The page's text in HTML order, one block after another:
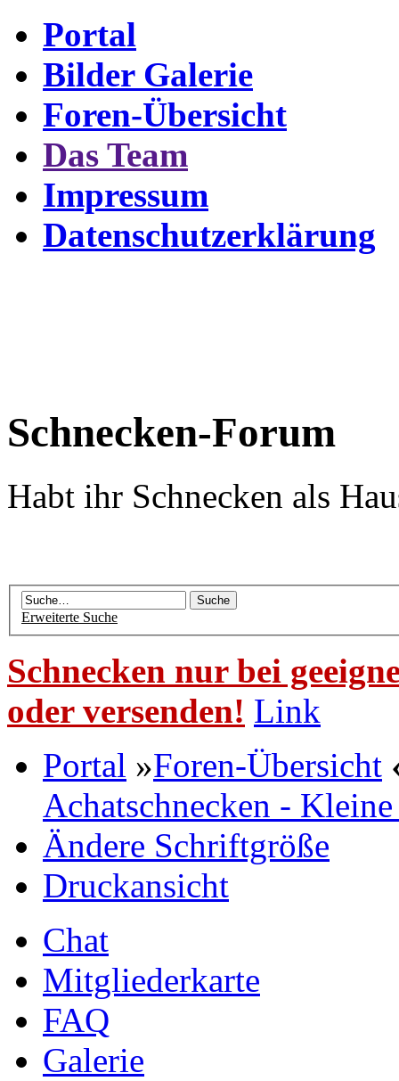
Portal
Bilder Galerie
Foren-Übersicht
Das Team
Impressum
Datenschutzerklärung
Schnecken-Forum
Habt ihr Schnecken als
Erweiterte Suche
Schnecken nur bei
oder versenden! Link
Portal »Foren-Übersicht
Achatschnecken -
Ändere Schriftgröße
Druckansicht
Chat
Mitgliederkarte
FAQ
Galerie